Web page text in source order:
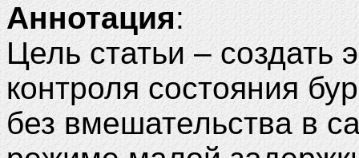
Аннотация:
Цель статьи –
контроля состояния
без вмешательства в